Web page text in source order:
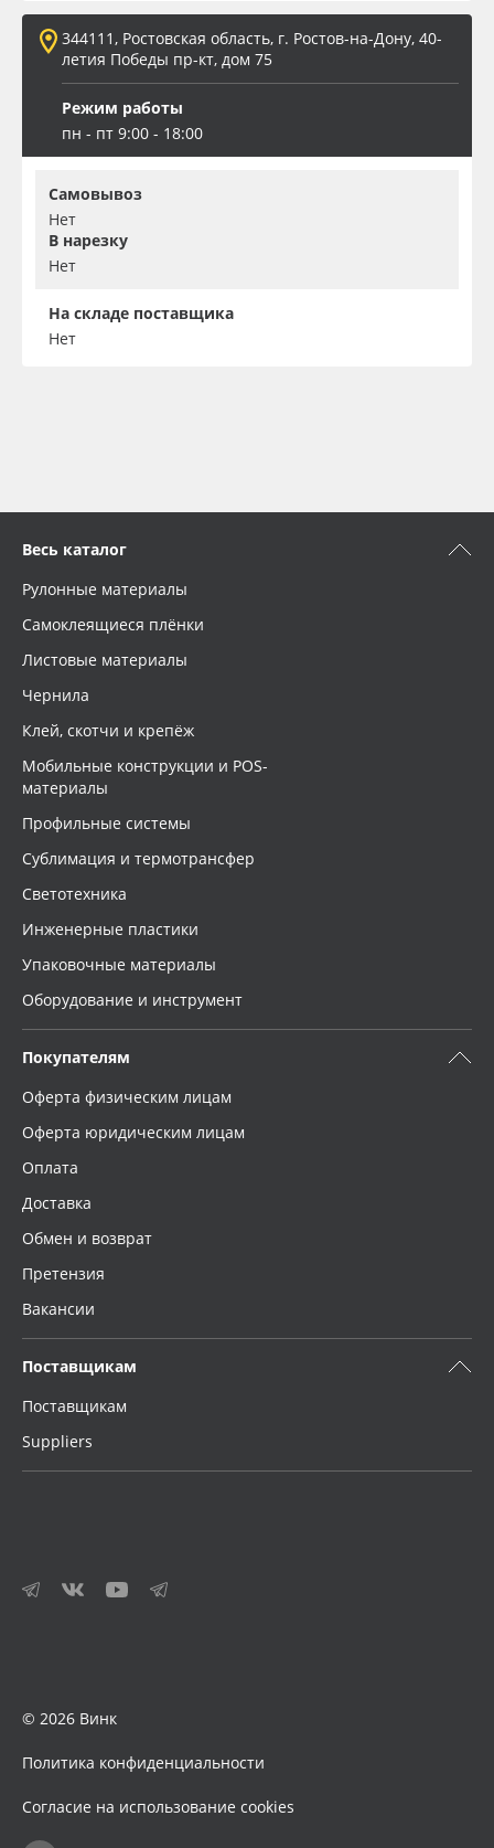
344111, Ростовская область, г. Ростов-на-Дону, 40-
летия Победы пр-кт, дом 75
Режим работы
пн - пт 9:00 - 18:00
Самовывоз
Нет
В нарезку
Нет
На складе поставщика
Нет
Весь каталог
Рулонные материалы
Самоклеящиеся плёнки
Листовые материалы
Чернила
Клей, скотчи и крепёж
Мобильные конструкции и POS-
материалы
Профильные системы
Сублимация и термотрансфер
Светотехника
Инженерные пластики
Упаковочные материалы
Оборудование и инструмент
Покупателям
Оферта физическим лицам
Оферта юридическим лицам
Оплата
Доставка
Обмен и возврат
Претензия
Вакансии
Поставщикам
Поставщикам
Suppliers
© 2026 Винк
Политика конфиденциальности
Согласие на использование cookies